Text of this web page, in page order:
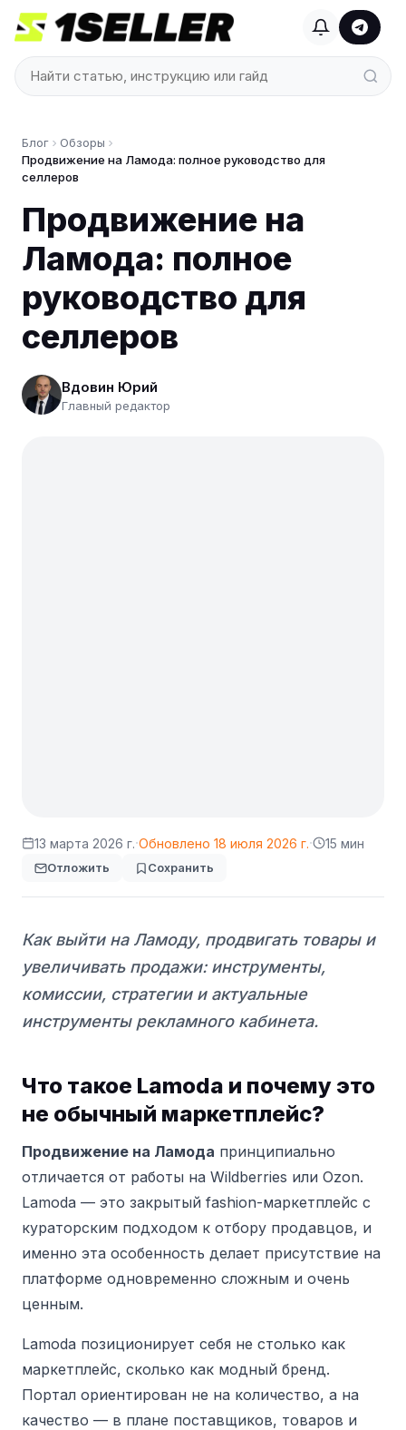
Блог
Обзоры
Продвижение на Ламода: полное руководство для
селлеров
Продвижение на
Ламода: полное
руководство для
селлеров
Вдовин Юрий
Главный редактор
13 марта 2026 г.·Обновлено 18 июля 2026 г.· 15 мин
Отложить Сохранить
Как выйти на Ламоду, продвигать товары и
увеличивать продажи: инструменты,
комиссии, стратегии и актуальные
инструменты рекламного кабинета.
Что такое Lamoda и почему это
не обычный маркетплейс?
Продвижение на Ламода принципиально
отличается от работы на Wildberries или Ozon.
Lamoda — это закрытый fashion-маркетплейс с
кураторским подходом к отбору продавцов, и
именно эта особенность делает присутствие на
платформе одновременно сложным и очень
ценным.
Lamoda позиционирует себя не столько как
маркетплейс, сколько как модный бренд.
Портал ориентирован не на количество, а на
качество — в плане поставщиков, товаров и